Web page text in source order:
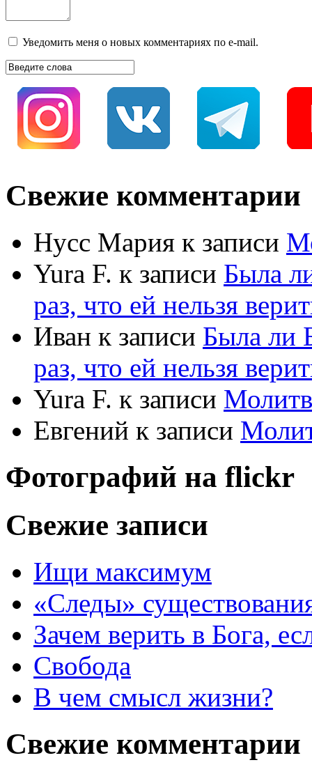
Уведомить меня о новых комментариях по e-mail.
Свежие комментарии
Нусс Мария к записи
Yura F. к записи Была
раз, что ей нельзя
Иван к записи Была ли
раз, что ей нельзя
Yura F. к записи
Евгений к записи
Фотографий на flickr
Свежие записи
Ищи максимум
«Следы»
Зачем верить в Бога,
Свобода
В чем смысл жизни?
Свежие комментарии